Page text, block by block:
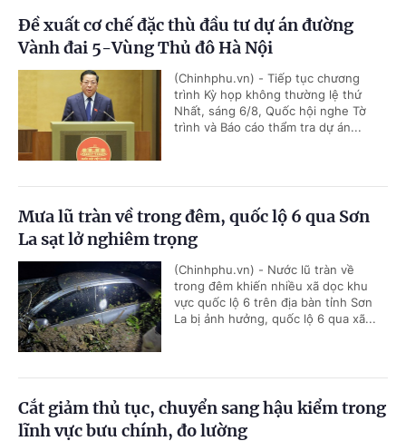
Đề xuất cơ chế đặc thù đầu tư dự án đường
Vành đai 5-Vùng Thủ đô Hà Nội
(Chinhphu.vn) - Tiếp tục chương
trình Kỳ họp không thường lệ thứ
Nhất, sáng 6/8, Quốc hội nghe Tờ
trình và Báo cáo thẩm tra dự án...
Mưa lũ tràn về trong đêm, quốc lộ 6 qua Sơn
La sạt lở nghiêm trọng
(Chinhphu.vn) - Nước lũ tràn về
trong đêm khiến nhiều xã dọc khu
vực quốc lộ 6 trên địa bàn tỉnh Sơn
La bị ảnh hưởng, quốc lộ 6 qua xã...
Cắt giảm thủ tục, chuyển sang hậu kiểm trong
lĩnh vực bưu chính, đo lường